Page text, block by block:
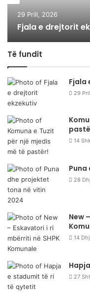
29 Prill, 2026
Fjala e drejtorit
Të fundit
Fjala
29
14
28
New
14
27